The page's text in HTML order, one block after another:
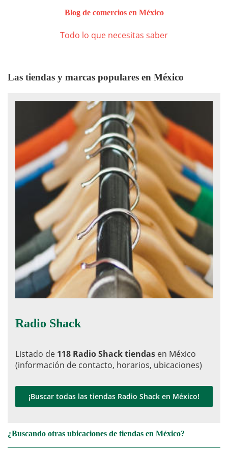
Blog de comercios en México
Todo lo que necesitas saber
Las tiendas y marcas populares en México
Radio Shack
Listado de 118 Radio Shack tiendas en México
(información de contacto, horarios, ubicaciones)
¡Buscar todas las tiendas Radio Shack en México!
¿Buscando otras ubicaciones de tiendas en México?